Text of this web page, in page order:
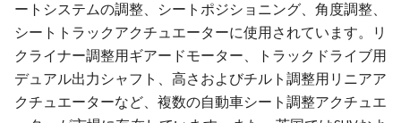
ートシステムの調整、シートポジショニング、角度調整、
シートトラックアクチュエーターに使用されています。リ
クライナー調整用ギアードモーター、トラックドライブ用
デュアル出力シャフト、高さおよびチルト調整用リニアア
クチュエーターなど、複数の自動車シート調整アクチュエ